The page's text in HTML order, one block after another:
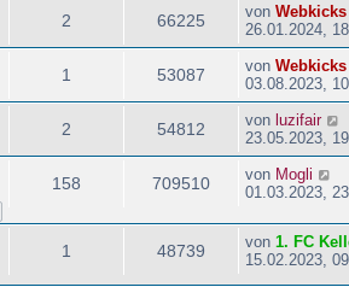
2 66225 von Webkicks
26.01.2024,
1 53087 von Webkicks
03.08.2023,
2 54812 von luzifair
23.05.2023,
158 709510 von Mogli
01.03.2023,
1 48739 von 1. FC
15.02.2023,